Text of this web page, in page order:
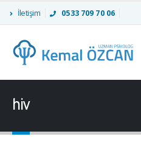
İletişim 0533 709 70 06
hiv